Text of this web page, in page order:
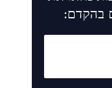
בהקדם: